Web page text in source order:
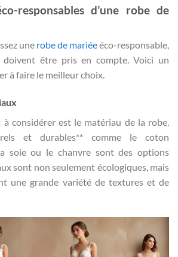
responsables d’une robe de
une robe de mariéeéco-responsable,
doivent être pris en compte. Voici un
à faire le meilleur choix.
à considérer est le matériau de la robe.
et durables** comme le coton
soie ou le chanvre sont des options
sont non seulement écologiques, mais
une grande variété de textures et de